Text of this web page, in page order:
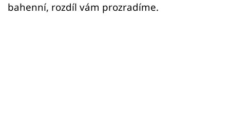
bahenní, rozdíl vám prozradíme.